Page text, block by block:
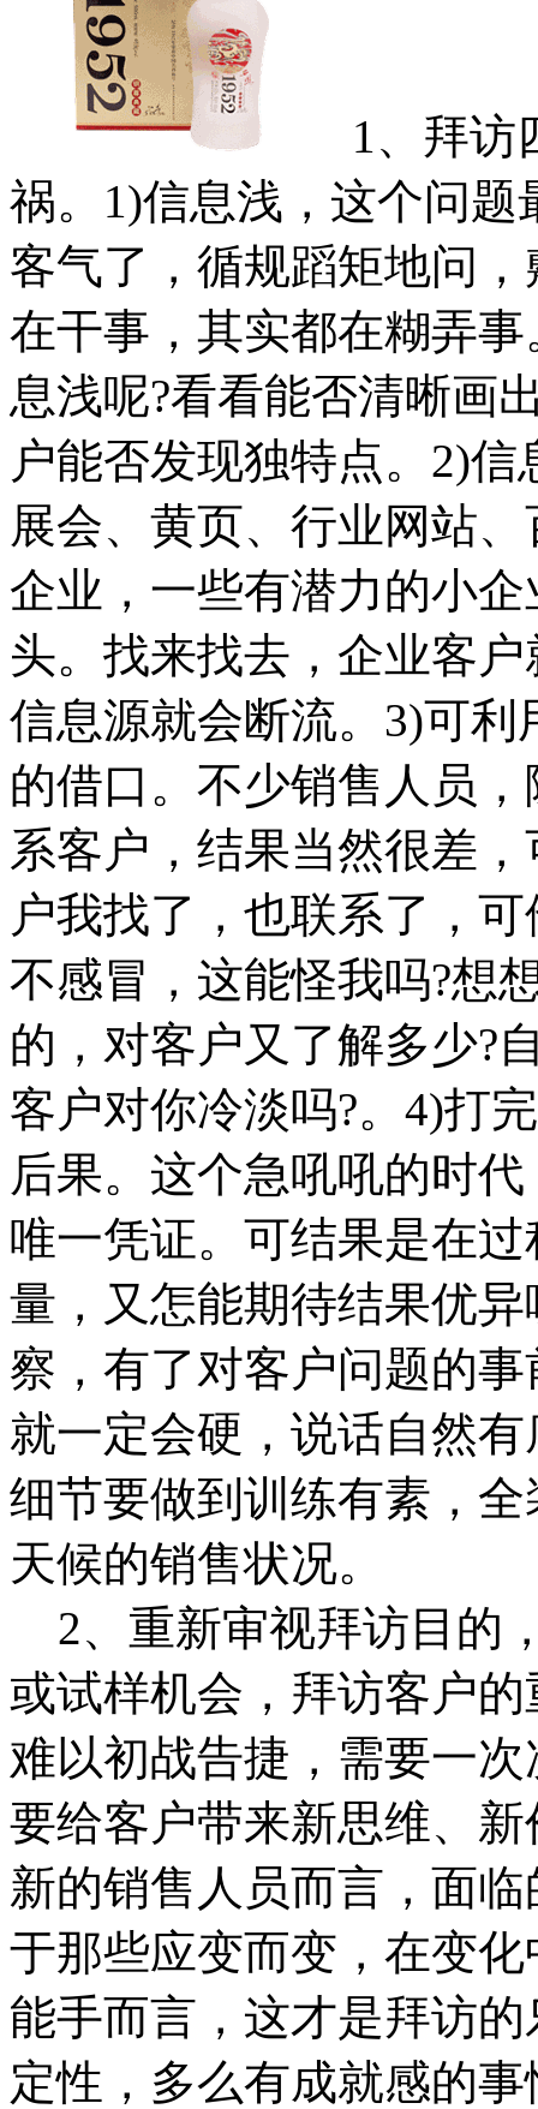
1、拜访
祸。1)信息浅，这个问
客气了，循规蹈矩地问
在干事，其实都在糊弄
息浅呢?看看能否清晰画
户能否发现独特点。2)
展会、黄页、行业网站
企业，一些有潜力的小
头。找来找去，企业客
信息源就会断流。3)可
的借口。不少销售人员
系客户，结果当然很差
户我找了，也联系了，
不感冒，这能怪我吗?想
的，对客户又了解多少?
客户对你冷淡吗?。4)打
后果。这个急吼吼的时
唯一凭证。可结果是在
量，又怎能期待结果优
察，有了对客户问题的
就一定会硬，说话自然
细节要做到训练有素，
天候的销售状况。
2、重新审视拜访目的
或试样机会，拜访客户
难以初战告捷，需要一
要给客户带来新思维、
新的销售人员而言，面
于那些应变而变，在变
能手而言，这才是拜访
定性，多么有成就感的